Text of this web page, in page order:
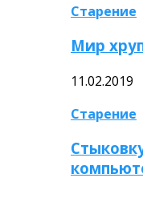
Старение
Мир
11.02.2019
Старение